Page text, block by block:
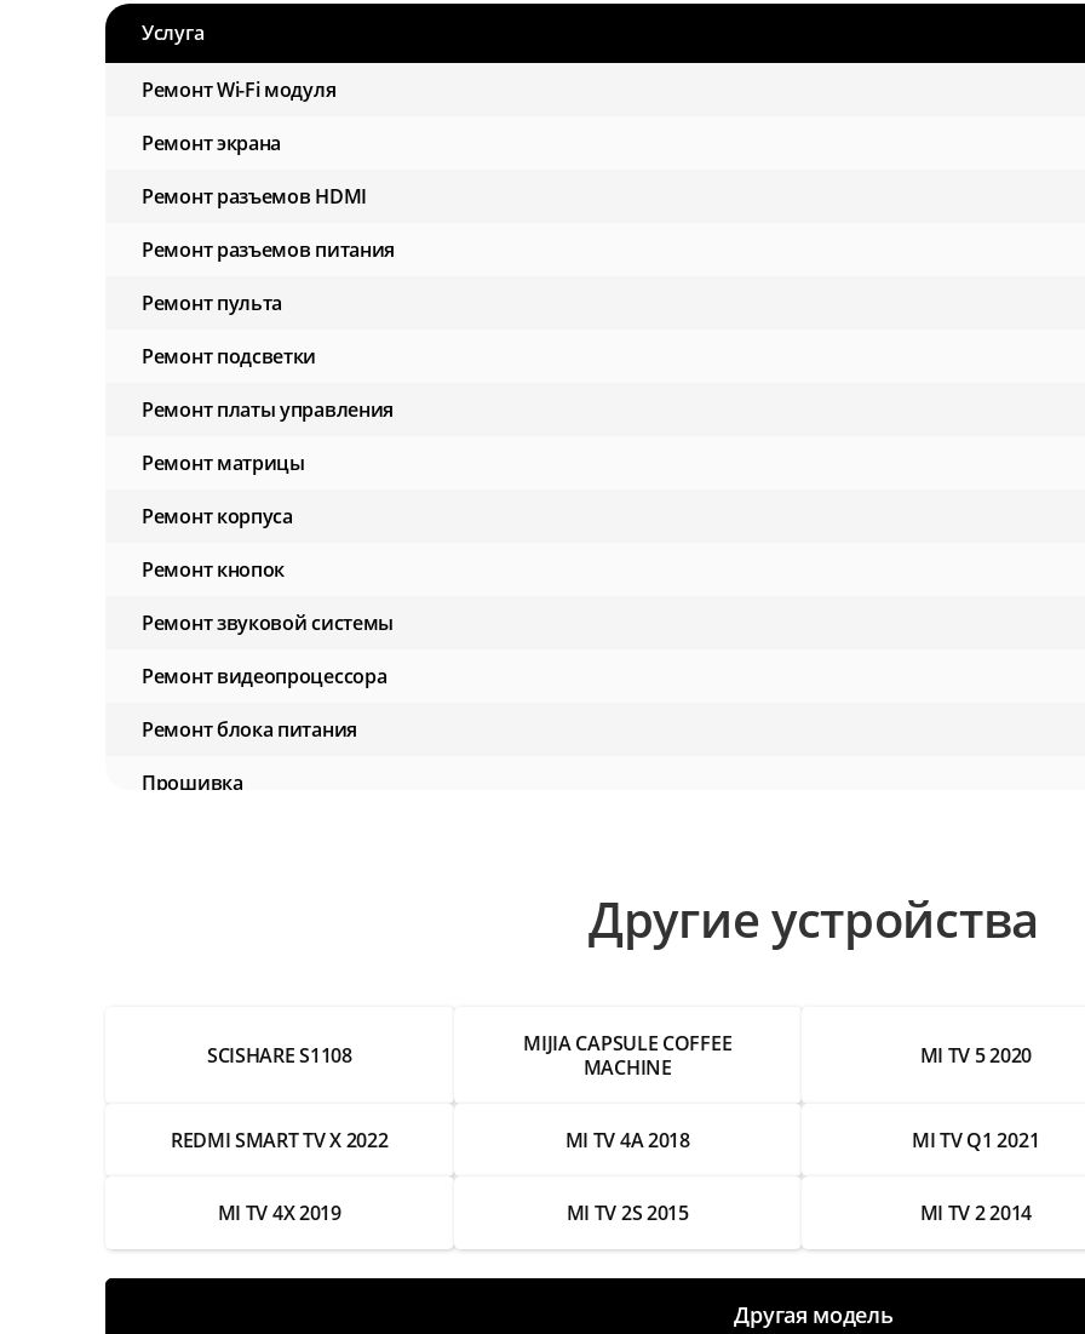
Услуга
Ремонт Wi-Fi модуля
Ремонт экрана
Ремонт разъемов HDMI
Ремонт разъемов питания
Ремонт пульта
Ремонт подсветки
Ремонт платы управления
Ремонт матрицы
Ремонт корпуса
Ремонт кнопок
Ремонт звуковой системы
Ремонт видеопроцессора
Ремонт блока питания
Прошивка
Замена разъемов питания
Замена подсветки
Замена платы управления
Другие устройства
SCISHARE S1108
MIJIA CAPSULE COFFEE
MACHINE
MI TV 5 2020
REDMI SMART TV X 2022 MI TV 4A 2018 MI TV Q1 2021
MI TV 4X 2019 MI TV 2S 2015 MI TV 2 2014
Другая модель